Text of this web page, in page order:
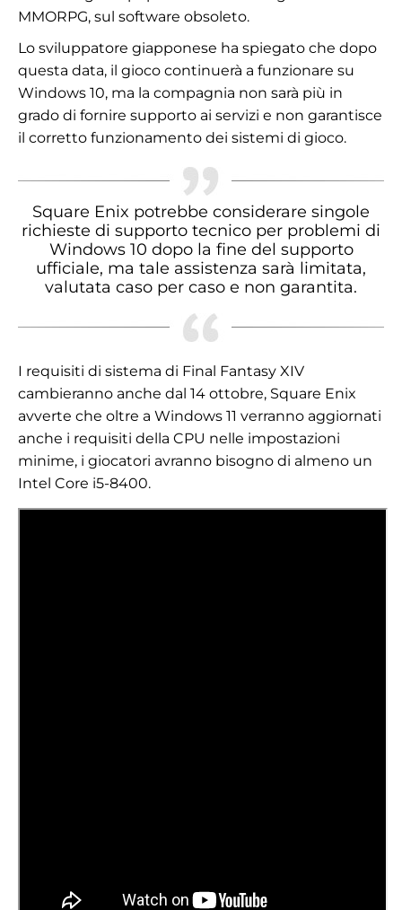
MMORPG, sul software obsoleto.
Lo sviluppatore giapponese ha spiegato che dopo
questa data, il gioco continuerà a funzionare su
Windows 10, ma la compagnia non sarà più in
grado di fornire supporto ai servizi e non garantisce
il corretto funzionamento dei sistemi di gioco.
Square Enix potrebbe considerare singole
richieste di supporto tecnico per problemi di
Windows 10 dopo la fine del supporto
ufficiale, ma tale assistenza sarà limitata,
valutata caso per caso e non garantita.
I requisiti di sistema di Final Fantasy XIV
cambieranno anche dal 14 ottobre, Square Enix
avverte che oltre a Windows 11 verranno aggiornati
anche i requisiti della CPU nelle impostazioni
minime, i giocatori avranno bisogno di almeno un
Intel Core i5-8400.